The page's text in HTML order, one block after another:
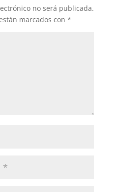
no será publicada.
marcados con *